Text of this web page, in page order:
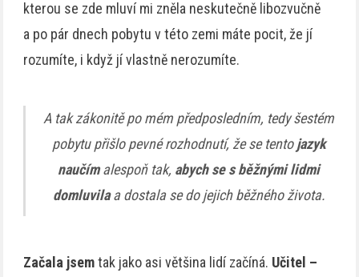
kterou se zde mluví mi zněla neskutečně libozvučně
a po pár dnech pobytu v této zemi máte pocit, že jí
rozumíte, i když jí vlastně nerozumíte.
A tak zákonitě po mém předposledním, tedy šestém
pobytu přišlo pevné rozhodnutí, že se tentojazyk
naučímalespoň tak, abych se s běžnými lidmi
domluvilaa dostala se do jejich běžného života.
Začala jsemtak jako asi většina lidí začíná. Učitel –